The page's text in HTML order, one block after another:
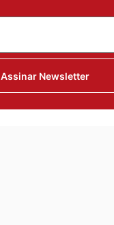
Assinar Newsletter